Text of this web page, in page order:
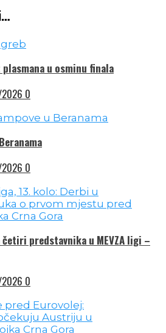
u osminu finala
0
0
predstavnika u MEVZA ligi –
0